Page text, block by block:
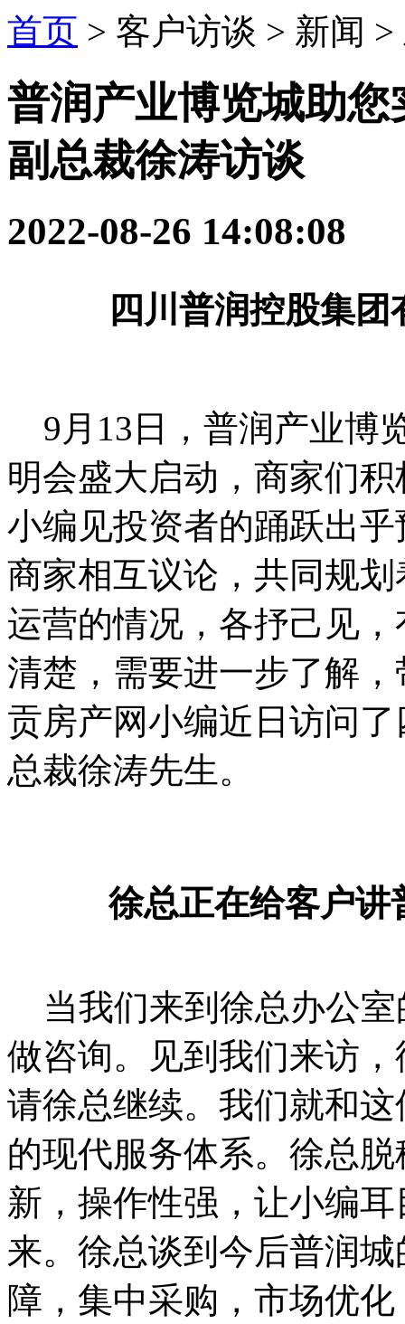
首页 > 客户访谈 > 新闻 >
普润产业博览城助
副总裁徐涛访谈
2022-08-26 14:08:08
四川普润控股集
9月13日，普润产业博
明会盛大启动，商家们
小编见投资者的踊跃出
商家相互议论，共同规
运营的情况，各抒己见
清楚，需要进一步了解
贡房产网小编近日访问
总裁徐涛先生。
徐总正在给客户讲
当我们来到徐总办公室
做咨询。见到我们来访
请徐总继续。我们就和
的现代服务体系。徐总
新，操作性强，让小编
来。徐总谈到今后普润
障，集中采购，市场优